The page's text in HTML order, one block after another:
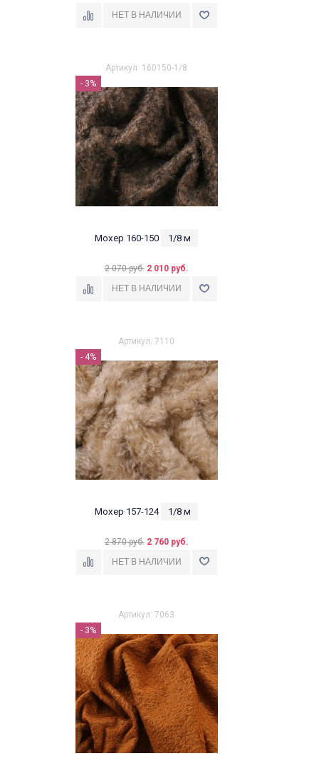
Артикул: 160150-1/8
- 3%
Мохер 160-150 1/8 м
2 070 руб. 2 010 руб.
Артикул: 7110
- 4%
Мохер 157-124 1/8 м
2 870 руб. 2 760 руб.
Артикул: 7063
- 3%